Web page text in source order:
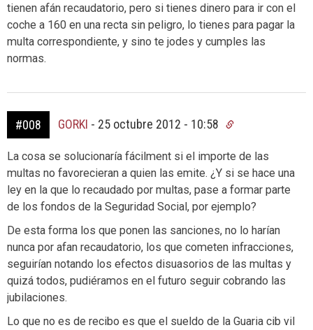
tienen afán recaudatorio, pero si tienes dinero para ir con el
coche a 160 en una recta sin peligro, lo tienes para pagar la
multa correspondiente, y sino te jodes y cumples las
normas.
#008 GORKI - 25 octubre 2012 - 10:58
La cosa se solucionaría fácilment si el importe de las
multas no favorecieran a quien las emite. ¿Y si se hace una
ley en la que lo recaudado por multas, pase a formar parte
de los fondos de la Seguridad Social, por ejemplo?
De esta forma los que ponen las sanciones, no lo harían
nunca por afan recaudatorio, los que cometen infracciones,
seguirían notando los efectos disuasorios de las multas y
quizá todos, pudiéramos en el futuro seguir cobrando las
jubilaciones.
Lo que no es de recibo es que el sueldo de la Guaria cib vil